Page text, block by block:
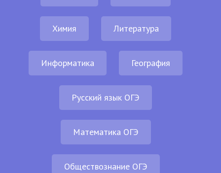
Химия Литература
Информатика География
Русский язык ОГЭ
Математика ОГЭ
Обществознание ОГЭ